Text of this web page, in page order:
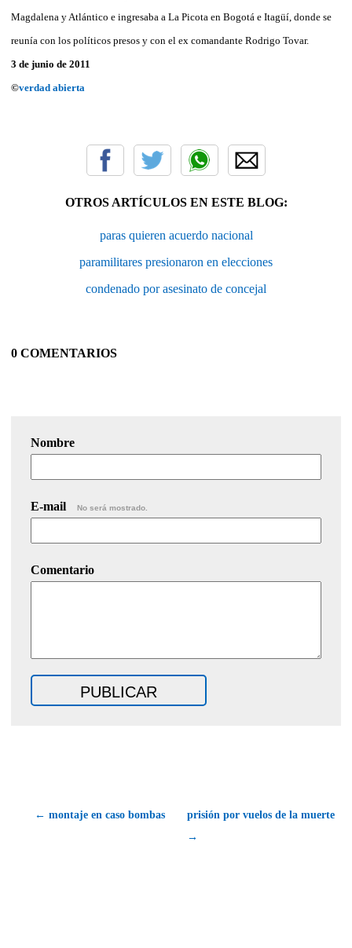
Magdalena y Atlántico e ingresaba a La Picota en Bogotá e Itagüí, donde se
reunía con los políticos presos y con el ex comandante Rodrigo Tovar.
3 de junio de 2011
©verdad abierta
OTROS ARTÍCULOS EN ESTE BLOG:
paras quieren acuerdo nacional
paramilitares presionaron en elecciones
condenado por asesinato de concejal
0 COMENTARIOS
Nombre
E-mail No será mostrado.
Comentario
← montaje en caso bombas
prisión por vuelos de la muerte
→